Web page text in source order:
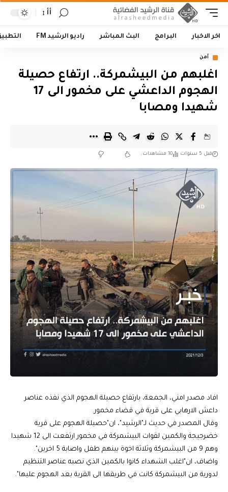
أأ
اخر الاخبار البرامج البث المباشر راديو الرشيد FM
أمن
اغلبهم من البيشمركة.. ارتفاع حصيلة
الهجوم الداعشي على مخمور الى 17
شهيدا ومصابا
قبل 5 سنوات 10 مشاهدات
افاد مصدر امني، الجمعة، بارتفاع حصيلة الهجوم الذي نفذه عناصر
داعش الارهابي على قرية في قضاء مخمور.
وقال المصدر في حديث لـ"الرشيد"، ان"حصيلة الهجوم على قرية
خضرجيجة والكمين لقوات البيشمركة في مخمور ارتفعت الى 12 شهيدا
وهم 9 من البيشمركة وثلاثة اخوة بينهم طفل واصابة 5 اخرين".
واضاف، ان"اغلب الشهداء كانوا بالكمين الذي نصبه عناصر التنظيم
لدورية من البيشمركة كانت في طريقها الى القرية بعد الهجوم عليها".